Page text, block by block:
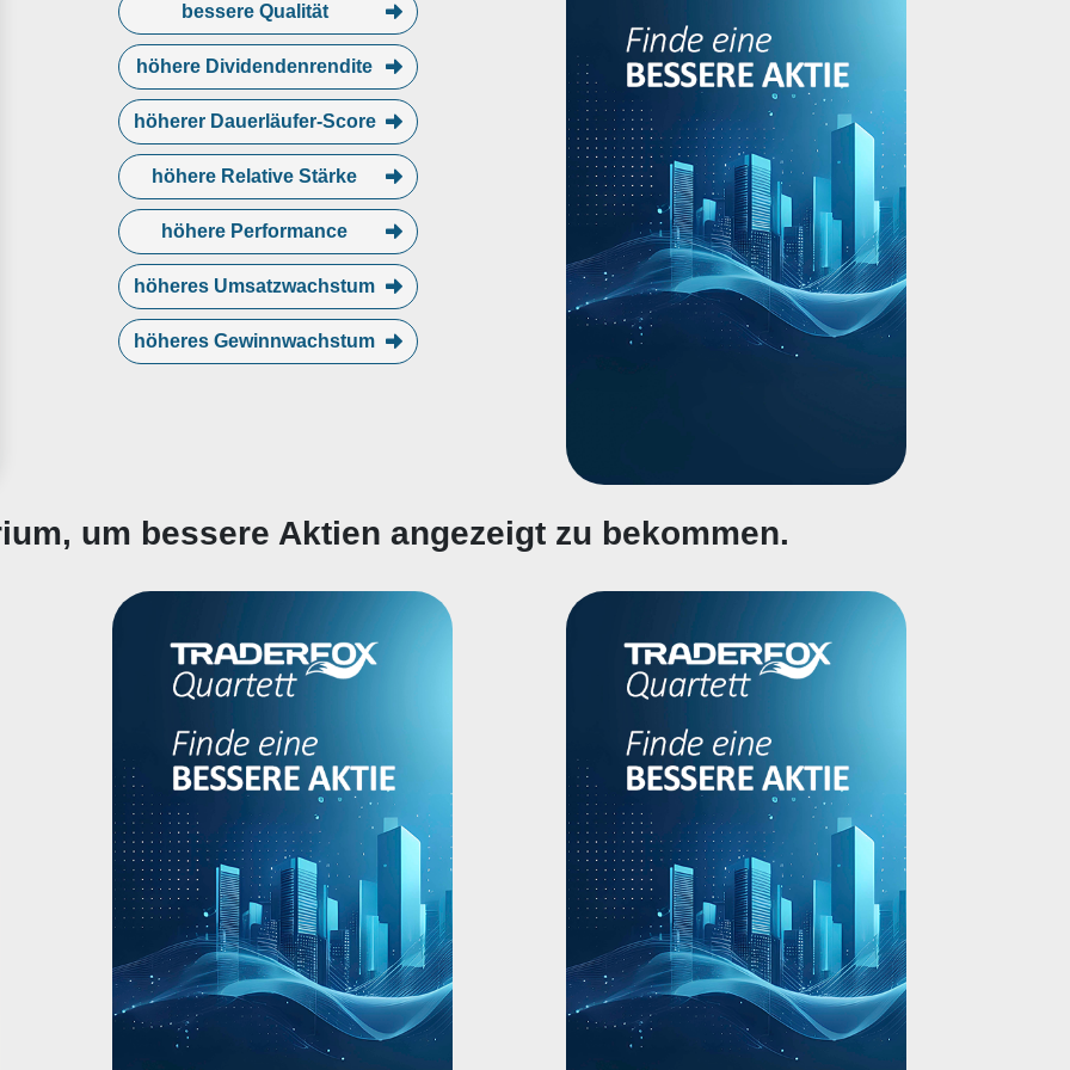
bessere Qualität
höhere Dividendenrendite
höherer Dauerläufer-Score
höhere Relative Stärke
höhere Performance
höheres Umsatzwachstum
höheres Gewinnwachstum
um bessere Aktien angezeigt zu bekommen.